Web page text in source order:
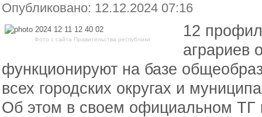
Опубликовано: 12.12.2024 07:16
Фото с сайта Правительства республики
12
аграриев
функционируют на базе
всех городских округах и
Об этом в своем официальном ТГ